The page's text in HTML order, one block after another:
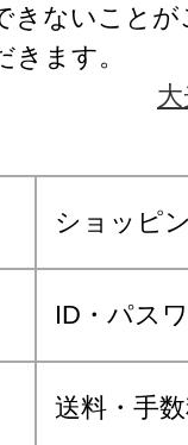
きないこと
ます。
ショッピ
ID・パス
送料・手